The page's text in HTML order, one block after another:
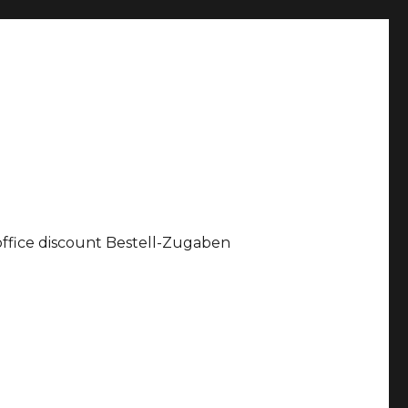
discount Bestell-Zugaben